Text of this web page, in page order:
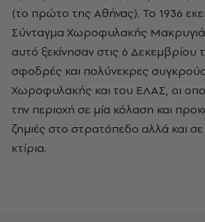
(το πρώτο της Αθήνας). Το 1936
Σύνταγμα Χωροφυλακής
αυτό ξεκίνησαν στις 6 Δεκεμβρίου
σφοδρές και πολύνεκρες
Χωροφυλακής και του ΕΛΑΣ, οι
την περιοχή σε μία κόλαση και
ζημιές στο στρατόπεδο αλλά και
κτίρια.